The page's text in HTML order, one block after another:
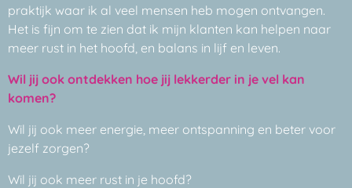
praktijk waar ik al veel mensen heb mogen ontvangen.
Het is fijn om te zien dat ik mijn klanten kan helpen naar
meer rust in het hoofd, en balans in lijf en leven.
Wil jij ook ontdekken hoe jij lekkerder in je vel kan
komen?
Wil jij ook meer energie, meer ontspanning en beter voor
jezelf zorgen?
Wil jij ook meer rust in je hoofd?